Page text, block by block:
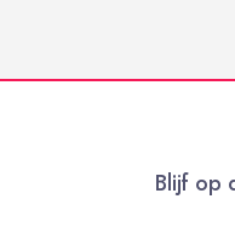
Blijf op